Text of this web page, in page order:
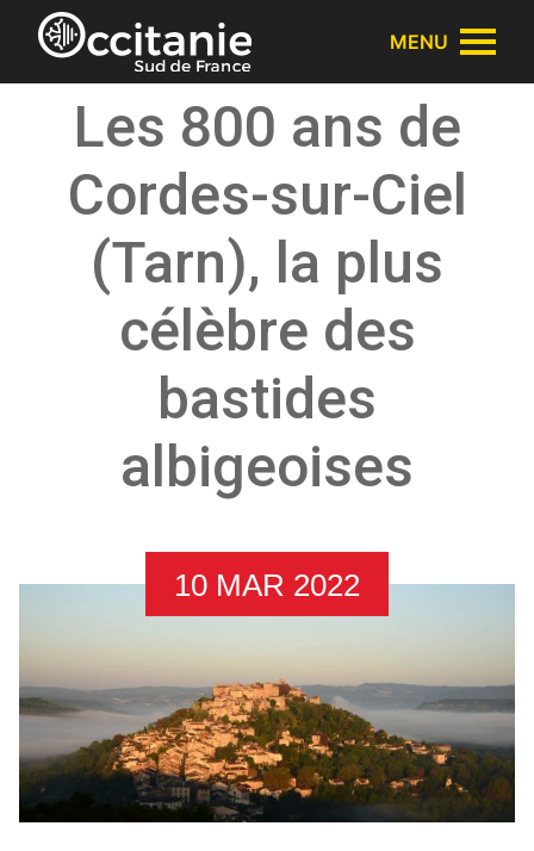
Panneau de gestion des cookies
MENU
Les 800 ans de
Cordes-sur-Ciel
(Tarn), la plus
célèbre des
bastides
albigeoises
10 MAR 2022